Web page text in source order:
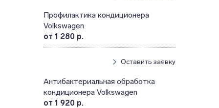
Профилактика кондиционера
Volkswagen
от 1 280 р.
Оставить заявку
Антибактериальная обработка
кондиционера Volkswagen
от 1 920 р.